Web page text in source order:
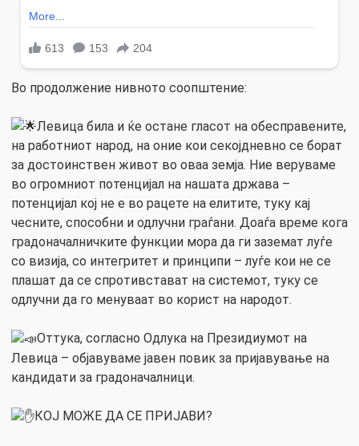
Во продолжение нивното соопштениe:
Левица била и ќе остане гласот на обесправените,
на работниот народ, на оние кои секојдневно се борат
за достоинствен живот во оваа земја. Ние веруваме
во огромниот потенцијал на нашата држава –
потенцијал кој не е во рацете на елитите, туку кај
чесните, способни и одлучни граѓани. Доаѓа време кога
градоначалничките функции мора да ги заземат луѓе
со визија, со интегритет и принципи – луѓе кои не се
плашат да се спротивстават на системот, туку се
одлучни да го менуваат во корист на народот.
Оттука, согласно Одлука на Президиумот на
Левица – објавуваме јавен повик за пријавување на
кандидати за градоначалници.
КОЈ МОЖЕ ДА СЕ ПРИЈАВИ?